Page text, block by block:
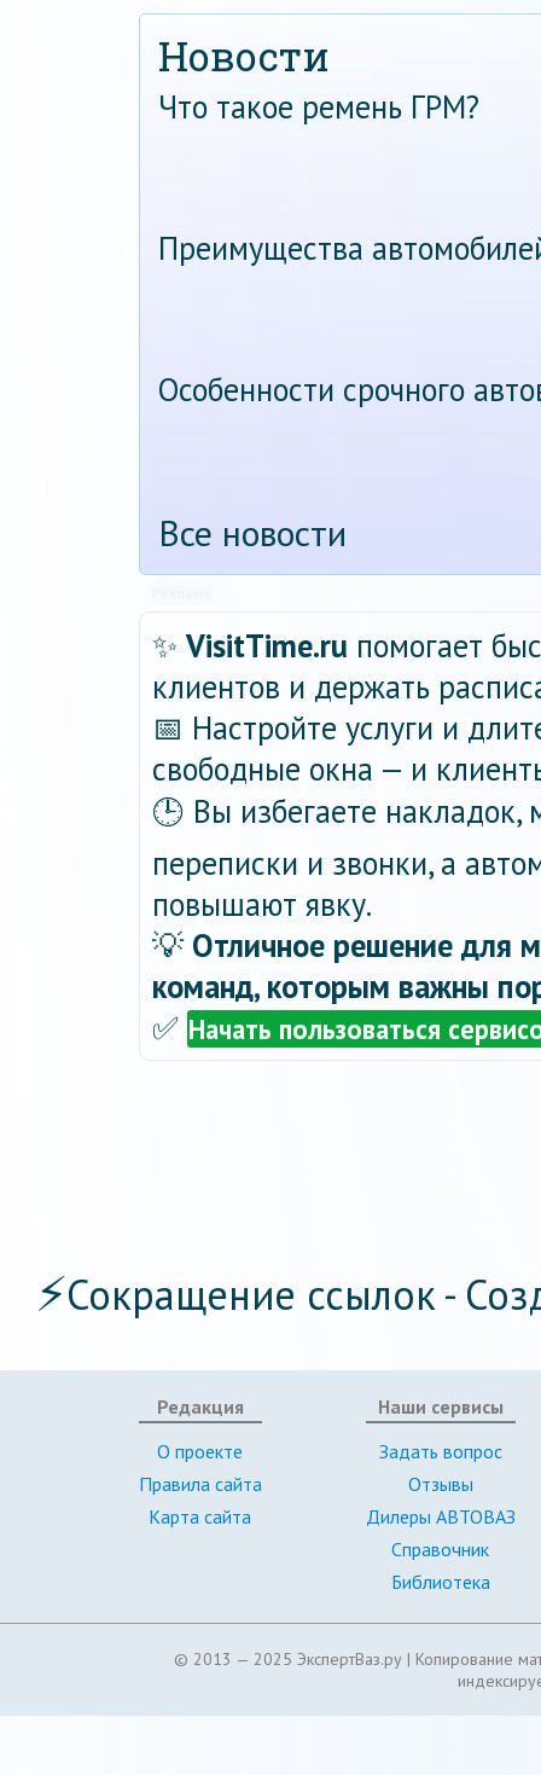
Новости
Что такое ремень ГРМ?
Преимущества
Особенности срочного
Все новости
✨ VisitTime.ru помогает
клиентов и держать
📅 Настройте услуги и
свободные окна — и
🕒 Вы избегаете
переписки и звонки, а
повышают явку.
💡 Отличное решение для
команд, которым важны
✅ Начать пользоваться
⚡Сокращение ссылок -
Редакция
О проекте
Правила сайта
Карта сайта
Наши сервисы
Задать вопрос
Отзывы
Дилеры АВТОВАЗ
Справочник
Библиотека
© 2013 — 2025 ЭкспертВаз.ру | Копирование